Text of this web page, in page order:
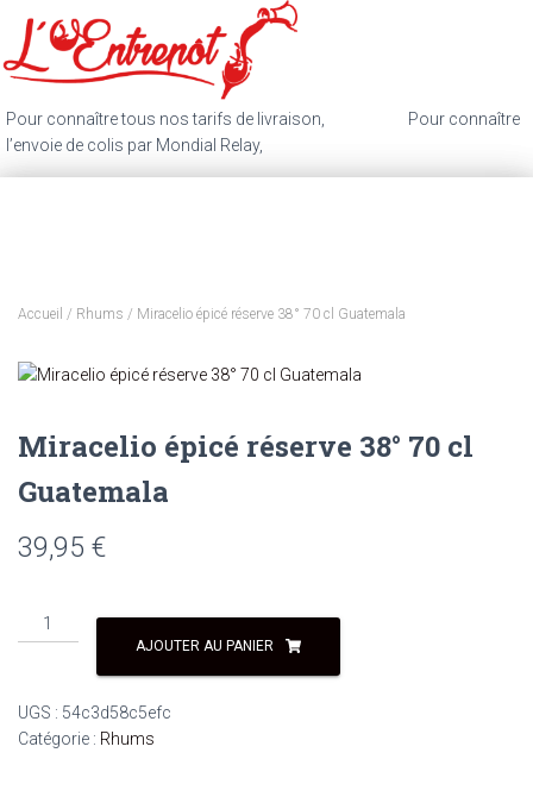
Pour connaître tous nos tarifs de livraison,
Pour connaître
l’envoie de colis par Mondial Relay,
Accueil / Rhums / Miracelio épicé réserve 38° 70 cl Guatemala
Miracelio épicé réserve 38° 70 cl
Guatemala
39,95 €
AJOUTER AU PANIER
UGS : 54c3d58c5efc
Catégorie : Rhums